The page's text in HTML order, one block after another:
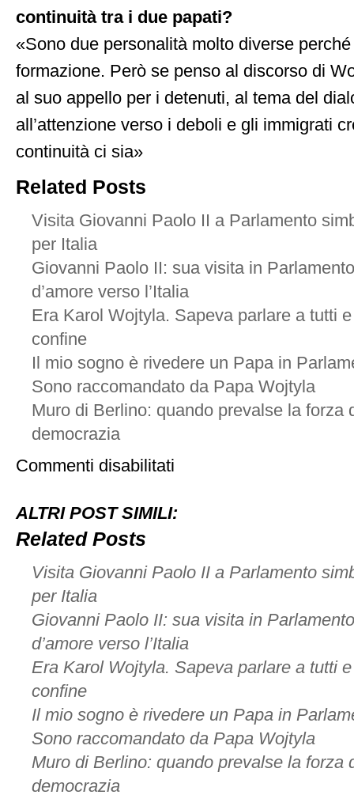
continuità tra i due papati?
«Sono due personalità molto diverse
formazione. Però se penso al discorso di
al suo appello per i detenuti, al tema del
all’attenzione verso i deboli e gli immigrati
continuità ci sia»
Related Posts
Visita Giovanni Paolo II a Parlamento
per Italia
Giovanni Paolo II: sua visita in
d’amore verso l’Italia
Era Karol Wojtyla. Sapeva parlare a tutti
confine
Il mio sogno è rivedere un Papa in
Sono raccomandato da Papa Wojtyla
Muro di Berlino: quando prevalse la forza
democrazia
Commenti disabilitati
contro
ALTRI POST SIMILI:
Related Posts
Visita Giovanni Paolo II a Parlamento
per Italia
Giovanni Paolo II: sua visita in
d’amore verso l’Italia
Era Karol Wojtyla. Sapeva parlare a tutti
confine
Il mio sogno è rivedere un Papa in
Sono raccomandato da Papa Wojtyla
Muro di Berlino: quando prevalse la forza
democrazia